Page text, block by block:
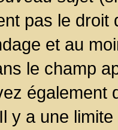
pas le
et au
le champ
également
y a une